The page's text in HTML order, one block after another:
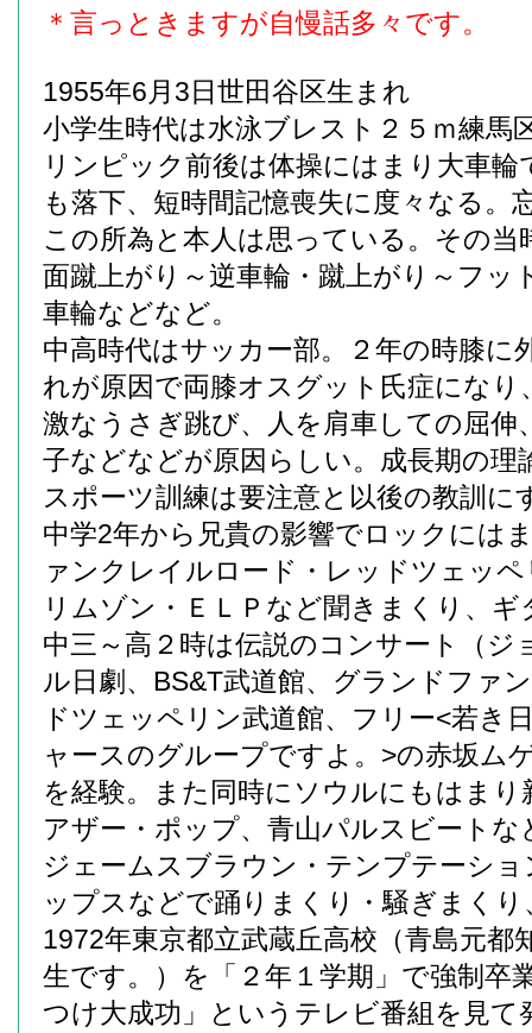
＊言っときますが自慢話多々です。
1955年6月3日世田谷区生まれ
小学生時代は水泳ブレスト２５ｍ練馬
リンピック前後は体操にはまり大車輪
も落下、短時間記憶喪失に度々なる。
この所為と本人は思っている。その当
面蹴上がり～逆車輪・蹴上がり～フッ
車輪などなど。
中高時代はサッカー部。２年の時膝に
れが原因で両膝オスグット氏症になり
激なうさぎ跳び、人を肩車しての屈伸
子などなどが原因らしい。成長期の理
スポーツ訓練は要注意と以後の教訓に
中学2年から兄貴の影響でロックには
ァンクレイルロード・レッドツェッ
リムゾン・ＥＬＰなど聞きまくり、ギ
中三～高２時は伝説のコンサート（ジ
ル日劇、BS&T武道館、グランドファ
ドツェッペリン武道館、フリー<若き
ャースのグループですよ。>の赤坂ム
を経験。また同時にソウルにもはまり
アザー・ポップ、青山パルスビートな
ジェームスブラウン・テンプテーシ
ップスなどで踊りまくり・騒ぎまくり
1972年東京都立武蔵丘高校（青島元都
生です。）を「２年１学期」で強制卒
つけ大成功」というテレビ番組を見て